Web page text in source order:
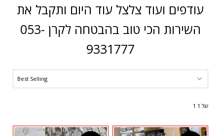
עודפים ועוד צלצל עוד היום ותקבל את
השירות הכי טוב בהבטחה לקרן 053-
9331777
1 של 1